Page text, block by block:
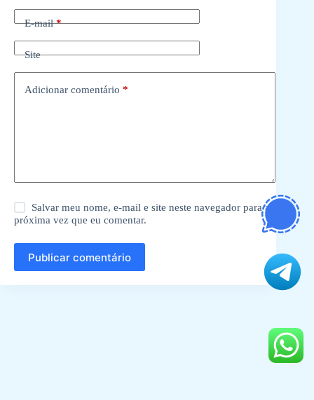
E-mail*
Site
Adicionar comentário *
Salvar meu nome, e-mail e site neste navegador para a
próxima vez que eu comentar.
Publicar comentário